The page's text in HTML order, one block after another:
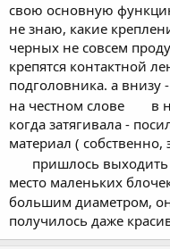
свою основную
не знаю, какие
черных не совсем
крепятся контактной
подголовника. а внизу
на честном слове
в
когда затягивала -
материал ( собственно,
пришлось
место маленьких
большим диаметром,
получилось даже